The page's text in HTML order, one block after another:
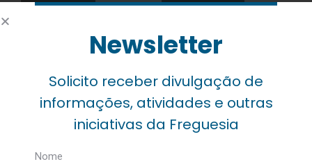
Cultura Desporto
Comunidade
Comunicação
Solicito receber divulgação de
informações, atividades e outras
iniciativas da Freguesia
Nome